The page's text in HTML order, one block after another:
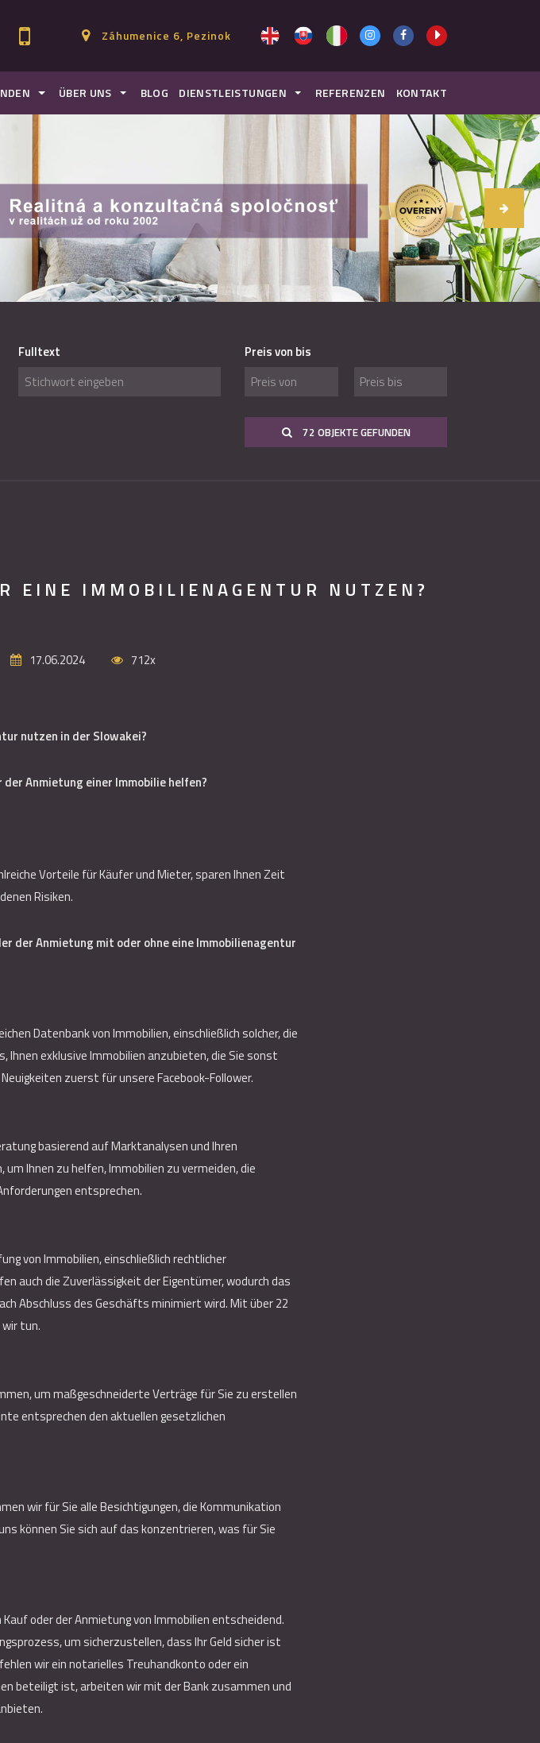
Záhumenice 6, Pezinok
ÜBER UNS BLOG DIENSTLEISTUNGEN REFERENZEN KONTAKT
Fulltext Preis von bis
72 OBJEKTE GEFUNDEN
EINE IMMOBILIENAGENTUR NUTZEN?
17.06.2024 712x
nutzen in der Slowakei?
Anmietung einer Immobilie helfen?
Vorteile für Käufer und Mieter, sparen Ihnen Zeit
Risiken.
der Anmietung mit oder ohne eine Immobilienagentur
Datenbank von Immobilien, einschließlich solcher, die
exklusive Immobilien anzubieten, die Sie sonst
zuerst für unsere Facebook-Follower.
basierend auf Marktanalysen und Ihren
Ihnen zu helfen, Immobilien zu vermeiden, die
entsprechen.
von Immobilien, einschließlich rechtlicher
auch die Zuverlässigkeit der Eigentümer, wodurch das
Abschluss des Geschäfts minimiert wird. Mit über 22
tun.
um maßgeschneiderte Verträge für Sie zu erstellen
entsprechen den aktuellen gesetzlichen
wir für Sie alle Besichtigungen, die Kommunikation
können Sie sich auf das konzentrieren, was für Sie
oder der Anmietung von Immobilien entscheidend.
um sicherzustellen, dass Ihr Geld sicher ist
wir ein notarielles Treuhandkonto oder ein
beteiligt ist, arbeiten wir mit der Bank zusammen und